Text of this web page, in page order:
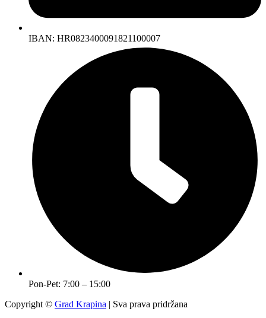
IBAN: HR0823400091821100007
Pon-Pet: 7:00 – 15:00
Copyright © Grad Krapina | Sva prava pridržana